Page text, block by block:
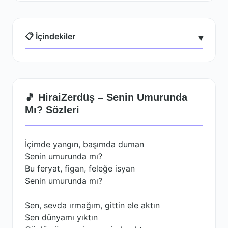
📋 İçindekiler ▾
🎵 HiraiZerdüş – Senin Umurunda
Mı? Sözleri
İçimde yangın, başımda duman
Senin umurunda mı?
Bu feryat, figan, feleğe isyan
Senin umurunda mı?
Sen, sevda ırmağım, gittin ele aktın
Sen dünyamı yıktın